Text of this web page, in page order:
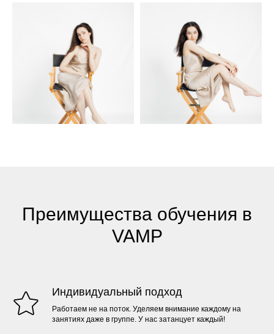
Преимущества обучения в
VAMP
Индивидуальный подход
Работаем не на поток. Уделяем внимание каждому на
занятиях даже в группе. У нас затанцует каждый!